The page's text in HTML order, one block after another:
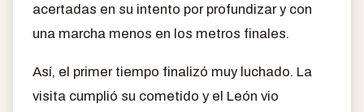
acertadas en su intento por profundizar y con
una marcha menos en los metros finales.
Así, el primer tiempo finalizó muy luchado. La
visita cumplió su cometido y el León vio